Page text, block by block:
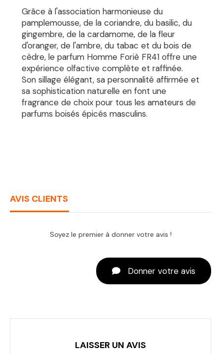
Grâce à l'association harmonieuse du
pamplemousse, de la coriandre, du basilic, du
gingembre, de la cardamome, de la fleur
d'oranger, de l'ambre, du tabac et du bois de
cèdre, le parfum Homme Foriè FR41 offre une
expérience olfactive complète et raffinée.
Son sillage élégant, sa personnalité affirmée et
sa sophistication naturelle en font une
fragrance de choix pour tous les amateurs de
parfums boisés épicés masculins.
AVIS CLIENTS
Soyez le premier à donner votre avis !
Donner votre avis
LAISSER UN AVIS